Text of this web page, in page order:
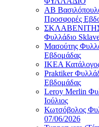
AB
Προσφορές
ΣΚΛΑΒΕΝΙΤΗΣ
Φυλλάδιο
Μασούτης
Εβδομάδας
ΙΚΕΑ
Praktiker
Εβδομάδας
Leroy Merlin
Ιούλιος
Κωτσόβολος
07/06/2026